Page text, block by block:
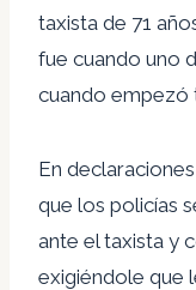
taxista de 71
fue cuando uno
cuando empezó
En
que los policías
ante el taxista y
exigiéndole que